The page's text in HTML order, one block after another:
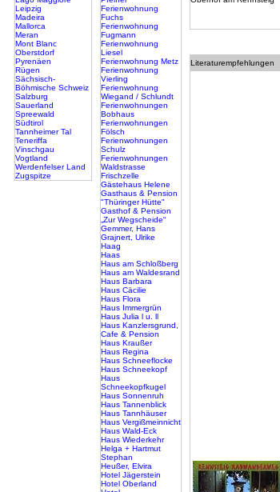
Leipzig
Madeira
Mallorca
Meran
Mont Blanc
Oberstdorf
Pyrenäen
Rügen
Sächsisch-
Böhmische Schweiz
Salzburg
Sauerland
Spreewald
Südtirol
Tannheimer Tal
Teneriffa
Vinschgau
Vogtland
Werdenfelser Land
Zugspitze
Ferienwohnung
Fuchs
Ferienwohnung
Fugmann
Ferienwohnung
Liesel
Ferienwohnung Metz
Ferienwohnung
Vierling
Ferienwohnung
Wiegand / Schlundt
Ferienwohnungen
Bobhaus
Ferienwohnungen
Fölsch
Ferienwohnungen
Schulz
Ferienwohnungen
Waldstrasse
Frischzelle
Gästehaus Helene
Gasthaus & Pension
"Thüringer Hütte"
Gasthof & Pension
„Zur Wegscheide“
Gemmer, Hans
Grajnert, Ulrike
Haag
Haas
Haus am Schloßberg
Haus am Waldesrand
Haus Barbara
Haus Cäcilie
Haus Flora
Haus Immergrün
Haus Julia l u. ll
Haus Kanzlersgrund,
Cafe & Pension
Haus Kraußer
Haus Regina
Haus Schneeflocke
Haus Schneekopf
Haus
Schneekopfkugel
Haus Sonnenruh
Haus Tannenblick
Haus Tannhäuser
Haus Vergißmeinnicht
Haus Wald-Eck
Haus Wiederkehr
Helga + Hartmut
Stephan
Heußer, Elvira
Hotel Jägerstein
Hotel Oberland
Literaturempfehlungen